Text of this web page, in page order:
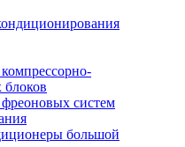
блоков
систем
большой